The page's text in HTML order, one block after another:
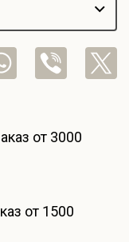
от 3000
от 1500